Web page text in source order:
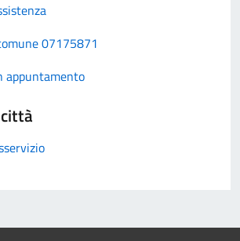
07175871
appuntamento